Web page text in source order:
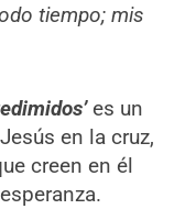
tiempo; mis
es un
en la cruz,
creen en él